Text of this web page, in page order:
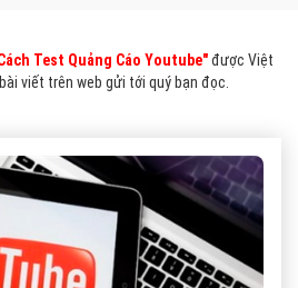
Test Quảng Cáo Youtube"được Việt
viết trên web gửi tới quý bạn đọc.